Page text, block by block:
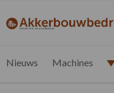
de
de
de
de
akkerbouwbedrijf.nl
Nieuws Machines